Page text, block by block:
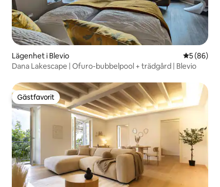
Lägenhet i Blevio 5 av 5 i
5 (86)
Dana Lakescape | Ofuro-bubbelpool + trädgård | Blevio
Gästfavorit
Gästfavorit